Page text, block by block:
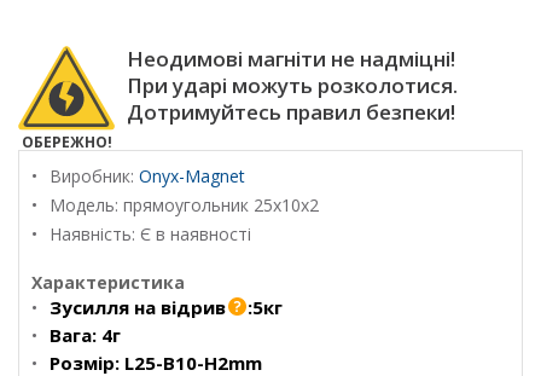
ОБЕРЕЖНО!
Неодимові магніти не надміцні!
При ударі можуть розколотися.
Дотримуйтесь правил безпеки!
Виробник: Onyx-Magnet
Модель: прямоугольник 25х10х2
Наявність: Є в наявності
Характеристика
Зусилля на відрив :5кг
Вага: 4г
Розмір: L25-B10-H2mm